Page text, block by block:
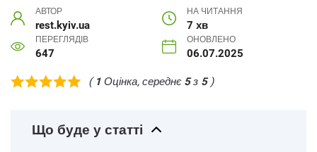
АВТОР
rest.kyiv.ua
НА ЧИТАННЯ
7 хв
ПЕРЕГЛЯДІВ
647
ОНОВЛЕНО
06.07.2025
( 1 Оцінка, середнє 5з 5)
Що буде у статті